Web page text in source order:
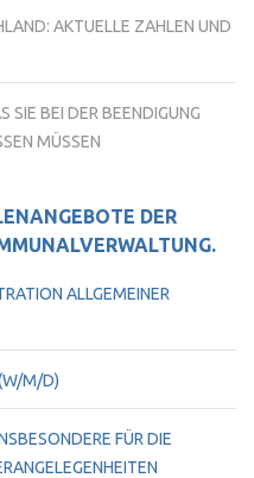
AKTUELLE ZAHLEN UND
SIE BEI DER BEENDIGUNG
MÜSSEN
DER
ALLGEMEINER
M/D)
FÜR DIE